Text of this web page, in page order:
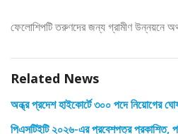
ফেলোশিপটি তরুণদের জন্য গ্রামীণ উন্নয়নে
Related News
অন্ধ্র প্রদেশ হাইকোর্টে ৩০০ পদে নিয়োগের
পিএসটিইটি ২০২৬-এর প্রবেশপত্র প্রকাশিত,